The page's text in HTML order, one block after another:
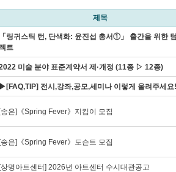
제목
「링귀스틱 턴, 단색화: 윤진섭 총서①」 출간을 위한
트
미술 분야 표준계약서 제·개정 (11종 ▷ 12종)
▶[FAQ,TIP] 전시,강좌,공모,세미나 이렇게 올려주세요!
[송은]《Spring Fever》지킴이 모집
[송은]《Spring Fever》도슨트 모집
[상명아트센터] 2026년 아트센터 수시대관공고